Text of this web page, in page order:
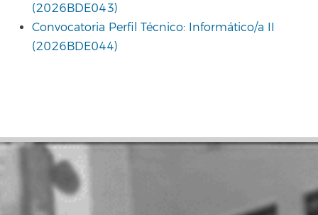
(2026BDE043)
Convocatoria Perfil Técnico: Informático/a II
(2026BDE044)